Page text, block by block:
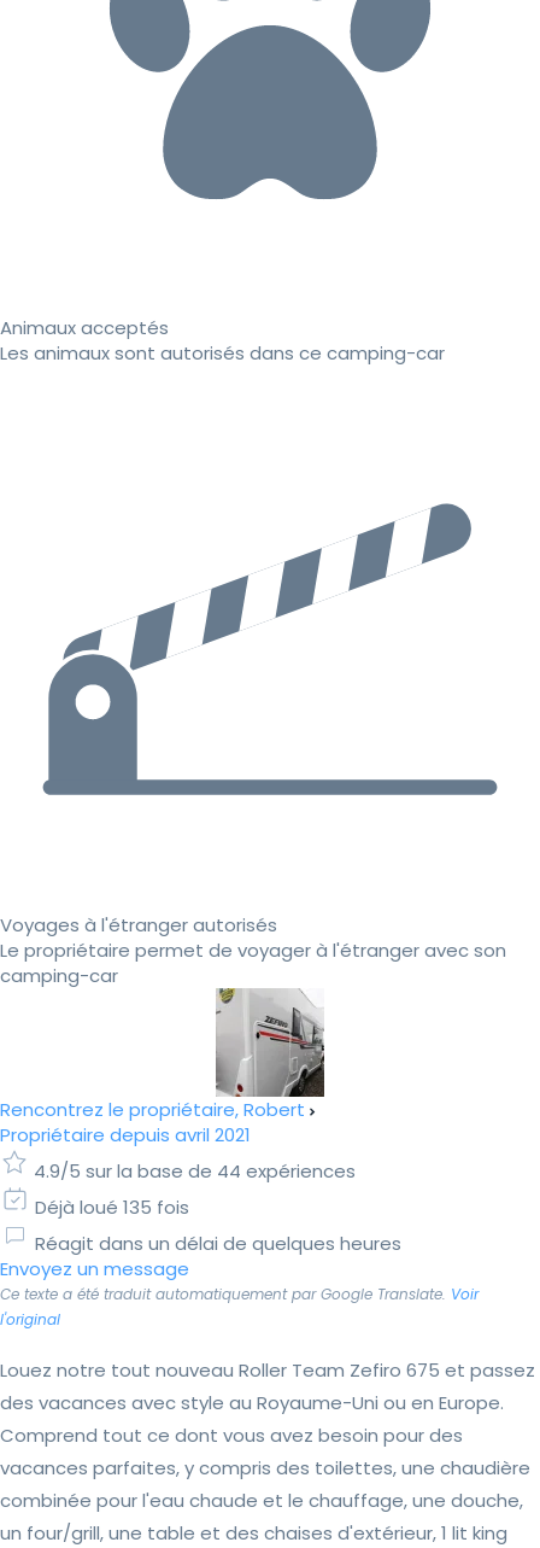
Animaux acceptés
Les animaux sont autorisés dans ce camping-car
Voyages à l'étranger autorisés
Le propriétaire permet de voyager à l'étranger avec son
camping-car
Rencontrez le propriétaire, Robert
Propriétaire depuis avril 2021
4.9/5 sur la base de 44 expériences
Déjà loué 135 fois
Réagit dans un délai de quelques heures
Envoyez un message
Ce texte a été traduit automatiquement par Google Translate. Voir
l'original
Louez notre tout nouveau Roller Team Zefiro 675 et passez
des vacances avec style au Royaume-Uni ou en Europe.
Comprend tout ce dont vous avez besoin pour des
vacances parfaites, y compris des toilettes, une chaudière
combinée pour l'eau chaude et le chauffage, une douche,
un four/grill, une table et des chaises d'extérieur, 1 lit king